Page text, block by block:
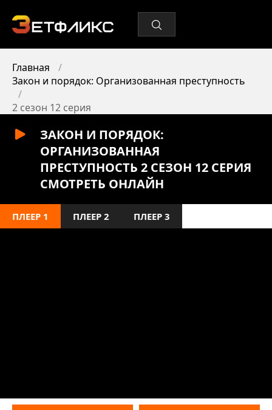
Главная
Закон и порядок: Организованная преступность
2 сезон 12 серия
ЗАКОН И ПОРЯДОК:
ОРГАНИЗОВАННАЯ
ПРЕСТУПНОСТЬ 2 СЕЗОН 12 СЕРИЯ
СМОТРЕТЬ ОНЛАЙН
ПЛЕЕР 1 ПЛЕЕР 2 ПЛЕЕР 3